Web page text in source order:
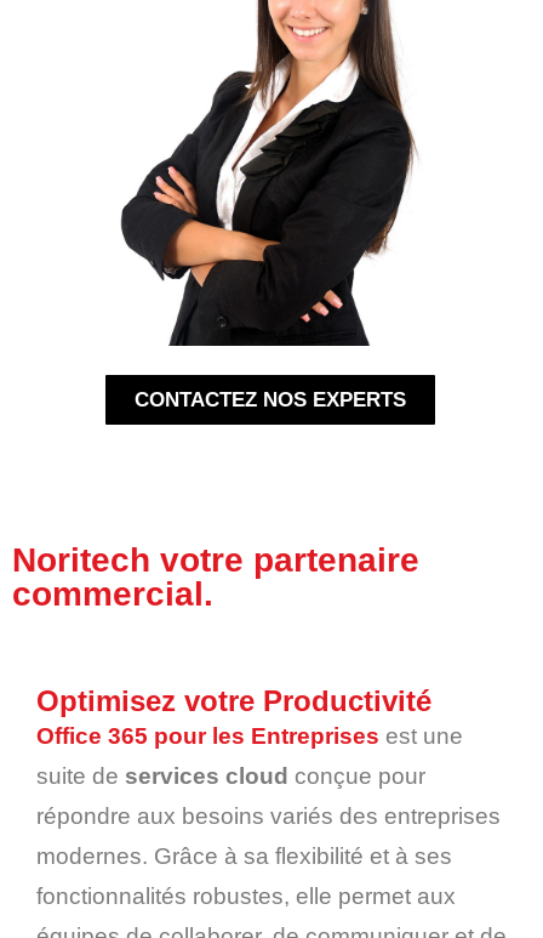
CONTACTEZ NOS EXPERTS
Noritech votre partenaire
commercial.
Optimisez votre Productivité
Office 365 pour les Entreprises est une
suite de services cloud conçue pour
répondre aux besoins variés des entreprises
modernes. Grâce à sa flexibilité et à ses
fonctionnalités robustes, elle permet aux